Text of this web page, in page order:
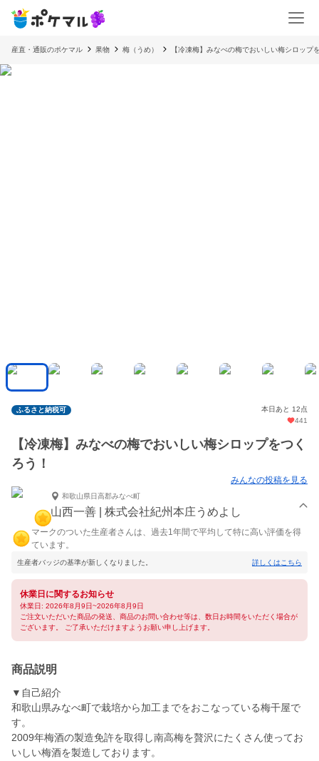
産直・通販のポケマル 果物 梅（うめ） 【冷凍梅】みなべの梅でおいしい梅シロップ
ふるさと納税可
本日あと 12点
441
【冷凍梅】みなべの梅でおいしい梅シロップをつく
ろう！
みんなの投稿を見る
和歌山県日高郡みなべ町
山西一善 | 株式会社紀州本庄うめよし
マークのついた生産者さんは、過去1年間で平均して特に高い評価を得
ています。
生産者バッジの基準が新しくなりました。 詳しくはこちら
休業日に関するお知らせ
休業日: 2026年8月9日~2026年8月9日
ご注文いただいた商品の発送、商品のお問い合わせ等は、数日お時間をいただく場合が
ございます。 ご了承いただけますようお願い申し上げます。
商品説明
▼自己紹介
和歌山県みなべ町で栽培から加工までをおこなっている梅干屋で
す。
2009年梅酒の製造免許を取得し南高梅を贅沢にたくさん使ってお
いしい梅酒を製造しております。